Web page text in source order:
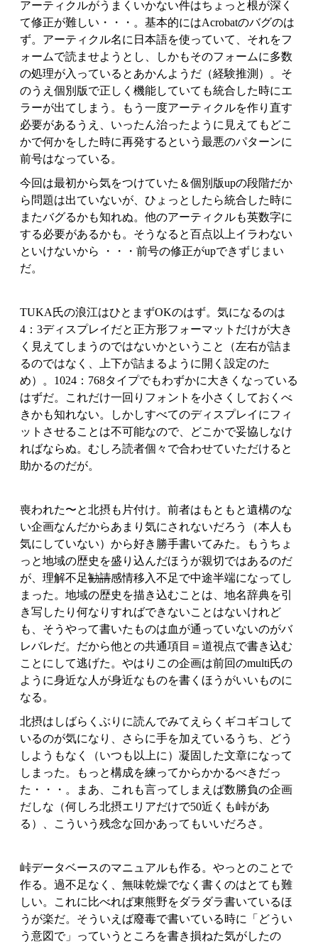
アーティクルがうまくいかない件はちょっと根が深く
て修正が難しい・・・。基本的にはAcrobatのバグのは
ず。アーティクル名に日本語を使っていて、それをフ
ォームで読ませようとし、しかもそのフォームに多数
の処理が入っているとあかんようだ（経験推測）。そ
のうえ個別版で正しく機能していても統合した時にエ
ラーが出てしまう。もう一度アーティクルを作り直す
必要があるうえ、いったん治ったように見えてもどこ
かで何かをした時に再発するという最悪のパターンに
前号はなっている。
今回は最初から気をつけていた＆個別版upの段階だか
ら問題は出ていないが、ひょっとしたら統合した時に
またバグるかも知れぬ。他のアーティクルも英数字に
する必要があるかも。そうなると百点以上イラわない
といけないから ・・・前号の修正がupできずじまい
だ。
TUKA氏の浪江はひとまずOKのはず。気になるのは
4：3ディスプレイだと正方形フォーマットだけが大き
く見えてしまうのではないかということ（左右が詰ま
るのではなく、上下が詰まるように開く設定のた
め）。1024：768タイプでもわずかに大きくなっている
はずだ。これだけ一回りフォントを小さくしておくべ
きかも知れない。しかしすべてのディスプレイにフィ
ットさせることは不可能なので、どこかで妥協しなけ
ればならぬ。むしろ読者個々で合わせていただけると
助かるのだが。
喪われた〜と北摂も片付け。前者はもともと遺構のな
い企画なんだからあまり気にされないだろう（本人も
気にしていない）から好き勝手書いてみた。もうちょ
っと地域の歴史を盛り込んだほうが親切ではあるのだ
が、理解不足勧請感情移入不足で中途半端になってし
まった。地域の歴史を描き込むことは、地名辞典を引
き写したり何なりすればできないことはないけれど
も、そうやって書いたものは血が通っていないのがバ
レバレだ。だから他との共通項目＝道視点で書き込む
ことにして逃げた。やはりこの企画は前回のmulti氏の
ように身近な人が身近なものを書くほうがいいものに
なる。
北摂はしばらくぶりに読んでみてえらくギコギコして
いるのが気になり、さらに手を加えているうち、どう
しようもなく（いつも以上に）凝固した文章になって
しまった。もっと構成を練ってからかかるべきだっ
た・・・。まあ、これも言ってしまえば数勝負の企画
だしな（何しろ北摂エリアだけで50近くも峠があ
る）、こういう残念な回かあってもいいだろさ。
峠データベースのマニュアルも作る。やっとのことで
作る。過不足なく、無味乾燥でなく書くのはとても難
しい。これに比べれば東熊野をダラダラ書いているほ
うが楽だ。そういえば廢毒で書いている時に「どうい
う意図で」っていうところを書き損ねた気がしたの